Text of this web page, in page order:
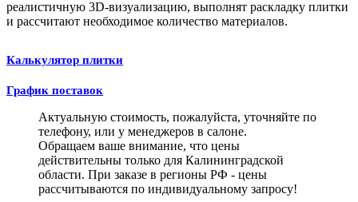
реалистичную 3D-визуализацию, выполнят раскладку плитки
и рассчитают необходимое количество материалов.
Калькулятор плитки
График поставок
Актуальную стоимость, пожалуйста, уточняйте по
телефону, или у менеджеров в салоне.
Обращаем ваше внимание, что цены
действительны только для Калининградской
области. При заказе в регионы РФ - цены
рассчитываются по индивидуальному запросу!